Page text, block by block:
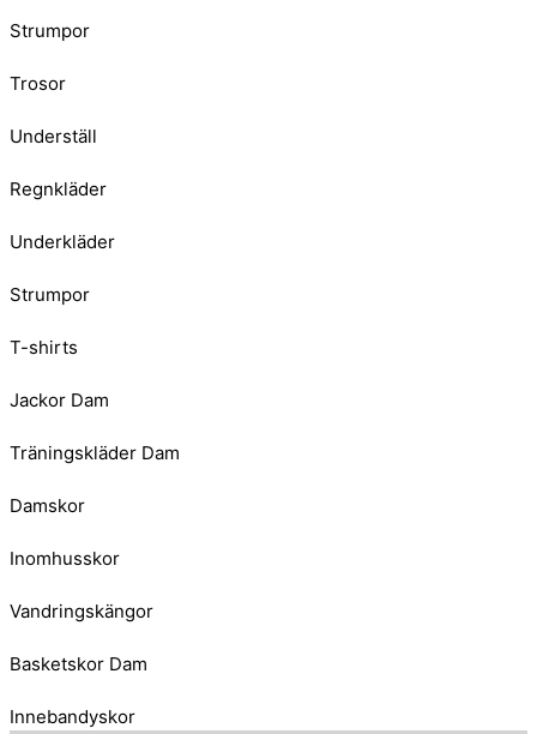
Strumpor
Trosor
Underställ
Regnkläder
Underkläder
Strumpor
T-shirts
Jackor Dam
Träningskläder Dam
Damskor
Inomhusskor
Vandringskängor
Basketskor Dam
Innebandyskor